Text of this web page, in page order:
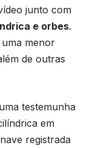
junto com
e orbes.
menor
de outras
testemunha
em
registrada